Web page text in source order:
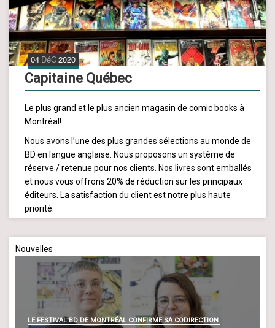
04 DéC2020
Capitaine Québec
Le plus grand et le plus ancien magasin de comic books à
Montréal!
Nous avons l’une des plus grandes sélections au monde de
BD en langue anglaise. Nous proposons un système de
réserve / retenue pour nos clients. Nos livres sont emballés
et nous vous offrons 20% de réduction sur les principaux
éditeurs. La satisfaction du client est notre plus haute
priorité.
Nouvelles
LE FESTIVAL BD DE MONTRÉAL CONFIRME SA CODIRECTION